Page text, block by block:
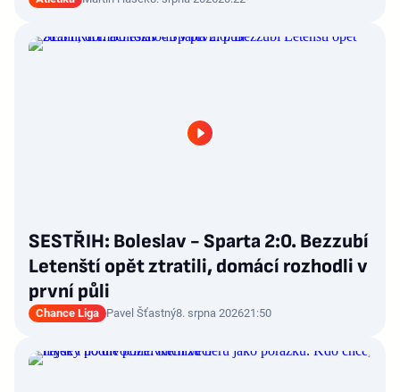
SESTŘIH: Boleslav - Sparta 2:0. Bezzubí
Letenští opět ztratili, domácí rozhodli v
první půli
Chance Liga Pavel Šťastný8. srpna 202621:50